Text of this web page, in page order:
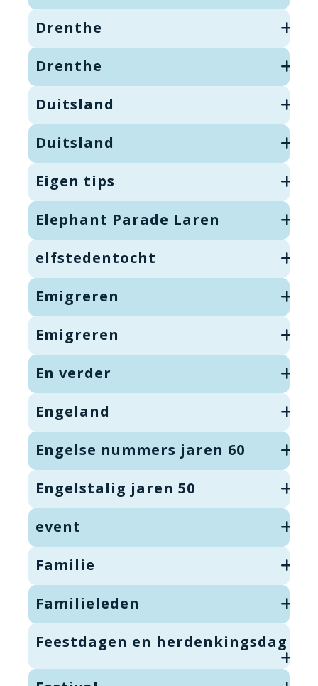
Drenthe
Drenthe
Duitsland
Duitsland
Eigen tips
Elephant Parade Laren
elfstedentocht
Emigreren
Emigreren
En verder
Engeland
Engelse nummers jaren 60
Engelstalig jaren 50
event
Familie
Familieleden
Feestdagen en herdenkingsdag